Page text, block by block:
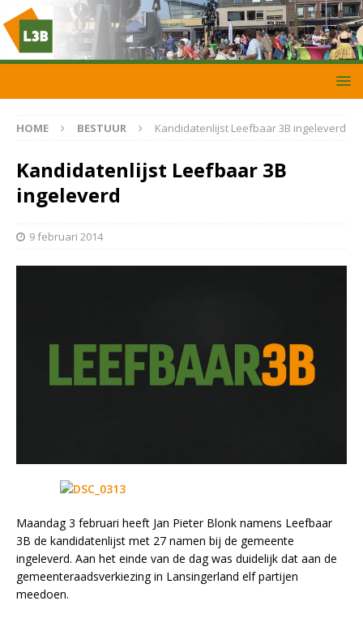
HOME BESTUUR Kandidatenlijst Leefbaar 3B ingeleverd
Kandidatenlijst Leefbaar 3B
ingeleverd
9 februari 2014
Maandag 3 februari heeft Jan Pieter Blonk namens Leefbaar
3B de kandidatenlijst met 27 namen bij de gemeente
ingeleverd. Aan het einde van de dag was duidelijk dat aan de
gemeenteraadsverkiezing in Lansingerland elf partijen
meedoen.